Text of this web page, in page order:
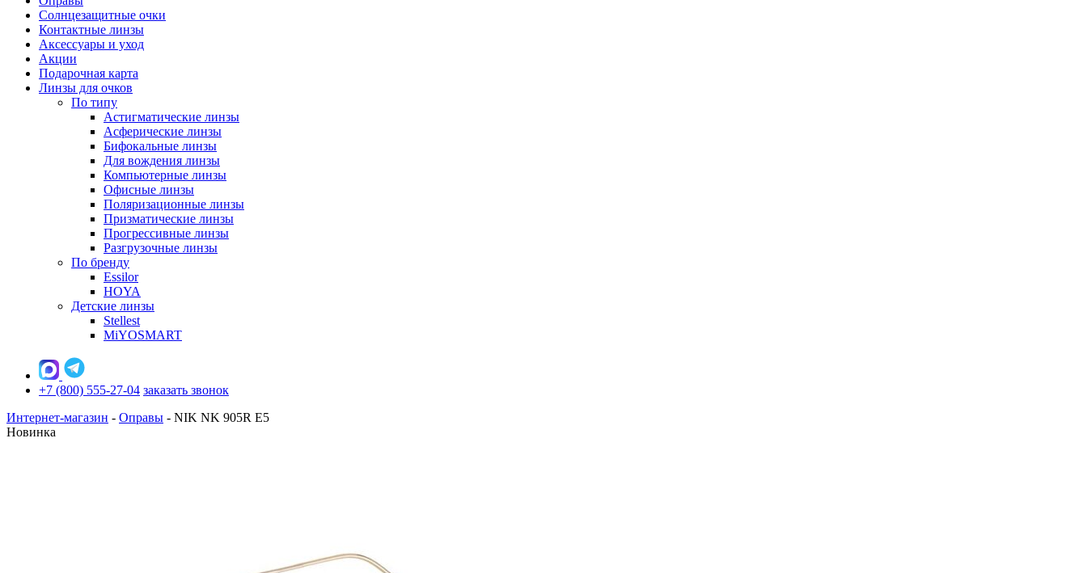
Солнцезащитные очки
Контактные линзы
Аксессуары и уход
Акции
Подарочная карта
Линзы для очков
По типу
Астигматические линзы
Асферические линзы
Бифокальные линзы
Для вождения линзы
Компьютерные линзы
Офисные линзы
Поляризационные линзы
Призматические линзы
Прогрессивные линзы
Разгрузочные линзы
По бренду
Essilor
HOYA
Детские линзы
Stellest
MiYOSMART
+7 (800) 555-27-04 заказать звонок
Интернет-магазин - Оправы - NIK NK 905R E5
Новинка